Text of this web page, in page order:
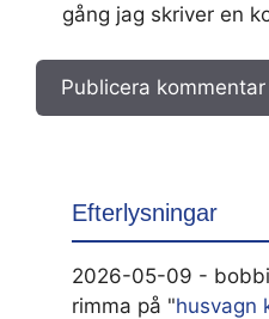
gång jag skriver en
Efterlysningar
2026-05-09 -
rimma på "husvagn